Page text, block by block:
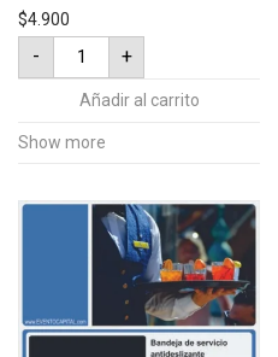
$4.900
-
Jarra
agua
cristal
menaje
+
Añadir al carrito
Show more